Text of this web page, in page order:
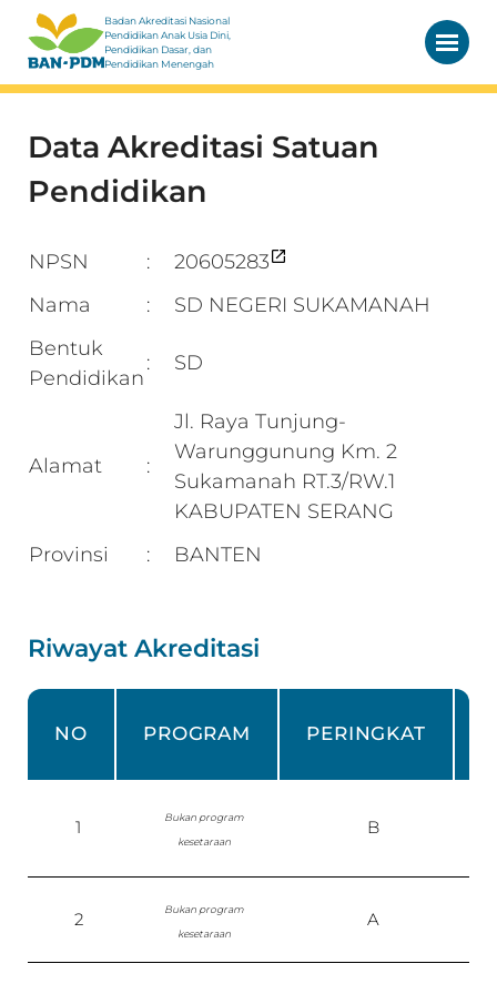
Badan Akreditasi Nasional
Pendidikan Anak Usia Dini,
Pendidikan Dasar, dan
Pendidikan Menengah
Data Akreditasi Satuan
Pendidikan
NPSN :
20605283
Nama
:
SD NEGERI SUKAMANAH
Bentuk
Pendidikan
: SD
Alamat :
Jl. Raya Tunjung-
Warunggunung Km. 2
Sukamanah RT.3/RW.1
KABUPATEN SERANG
Provinsi
: BANTEN
Riwayat Akreditasi
NO PROGRAM PERINGKAT
1
Bukan program
kesetaraan
B
2
Bukan program
kesetaraan
A